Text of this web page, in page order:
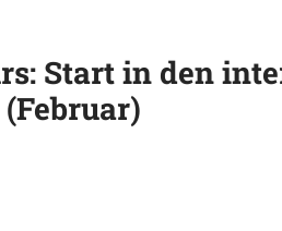
Start in den